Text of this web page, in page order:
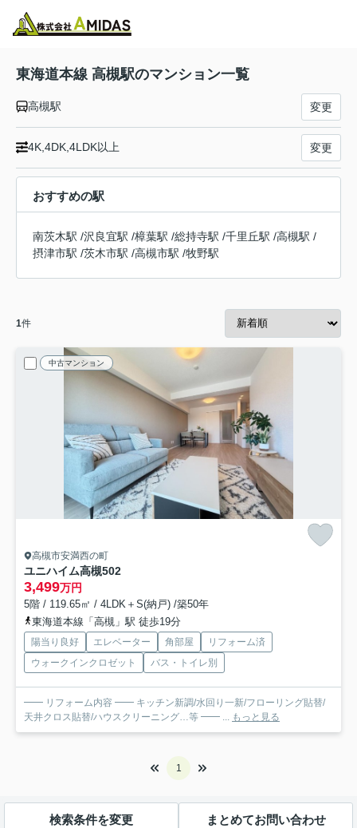
東海道本線 高槻駅のマンション一覧
高槻駅 変更
4K,4DK,4LDK以上 変更
おすすめの駅
南茨木駅 /沢良宜駅 /樟葉駅 /総持寺駅 /千里丘駅 /高槻駅 /
摂津市駅 /茨木市駅 /高槻市駅 /牧野駅
1件
中古マンション
高槻市安満西の町
ユニハイム高槻502
3,499万円
5階 / 119.65㎡ / 4LDK＋S(納戸) /築50年
東海道本線「高槻」駅 徒歩19分
陽当り良好 エレベーター 角部屋
リフォーム済
ウォークインクロゼット
バス・トイレ別
━━ リフォーム内容 ━━ キッチン新調/水回り一新/フローリング貼替/
天井クロス貼替/ハウスクリーニング…等 ━━ ...
もっと見る
1
検索条件を変更 まとめてお問い合わせ